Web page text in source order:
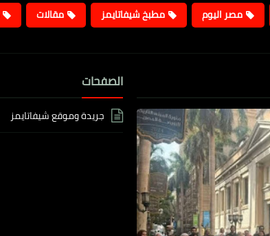
مصر اليوم مطبخ شيفاتايمز مقالات
الصفحات
جريدة وموقع شيفاتايمز